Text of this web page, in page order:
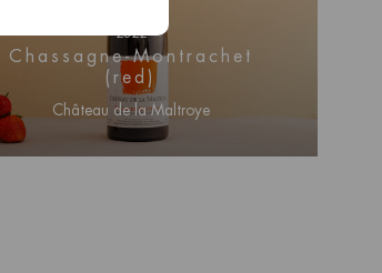
2022
Chassagne-Montrachet
(red)
Château de la Maltroye